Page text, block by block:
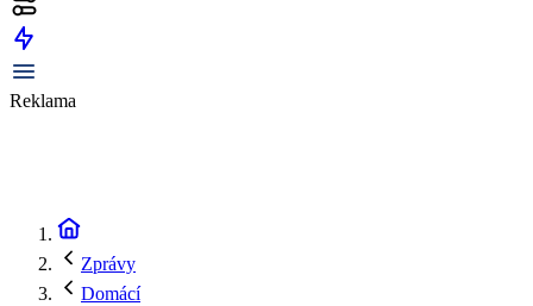
Reklama
Zprávy
Domácí